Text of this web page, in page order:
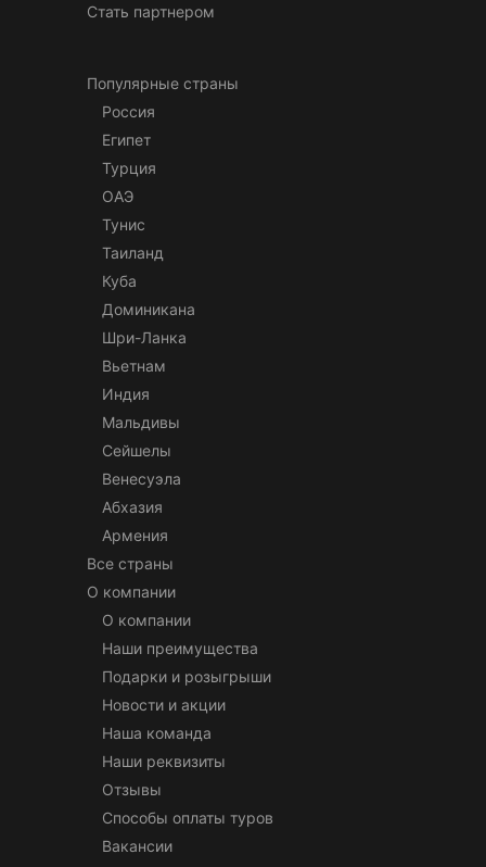
Стать партнером
Популярные страны
Россия
Египет
Турция
ОАЭ
Тунис
Таиланд
Куба
Доминикана
Шри-Ланка
Вьетнам
Индия
Мальдивы
Сейшелы
Венесуэла
Абхазия
Армения
Все страны
О компании
О компании
Наши преимущества
Подарки и розыгрыши
Новости и акции
Наша команда
Наши реквизиты
Отзывы
Способы оплаты туров
Вакансии